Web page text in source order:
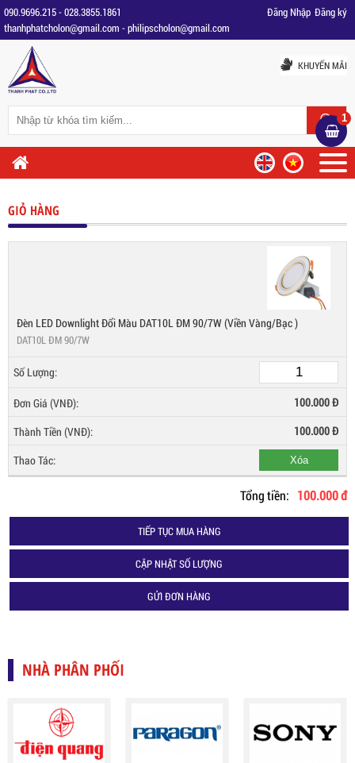
090.9696.215-028.3855.1861
thanhphatcholon@gmail.com -philipscholon@gmail.com
Đăng ký
Đăng Nhập
KHUYẾN MÃI
1
GIỎ HÀNG
Đèn LED Downlight Đổi Màu DAT10L ĐM 90/7W (viền Vàng/bạc )
DAT10L ĐM 90/7W
100.000 Đ
100.000Đ
Xóa
Tổng tiền: 100.000 đ
TIẾP TỤC MUA HÀNG
CẬP NHẬT SỐ LƯỢNG
GỬI ĐƠN HÀNG
NHÀ PHÂN PHỐI